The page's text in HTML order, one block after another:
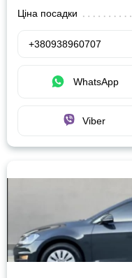
Ціна посадки
+380938960707
WhatsApp
Viber